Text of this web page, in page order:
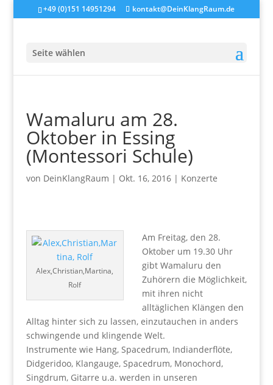
+49 (0)151 14951294 kontakt@DeinKlangRaum.de
Seite wählen
Wamaluru am 28.
Oktober in Essing
(Montessori Schule)
von DeinKlangRaum | Okt. 16, 2016| Konzerte
Alex,Christian,Martina,
Rolf
Am Freitag, den 28.
Oktober um 19.30 Uhr
gibt Wamaluru den
Zuhörern die Möglichkeit,
mit ihren nicht
alltäglichen Klängen den
Alltag hinter sich zu lassen, einzutauchen in anders
schwingende und klingende Welt.
Instrumente wie Hang, Spacedrum, Indianderflöte,
Didgeridoo, Klangauge, Spacedrum, Monochord,
Singdrum, Gitarre u.a. werden in unseren